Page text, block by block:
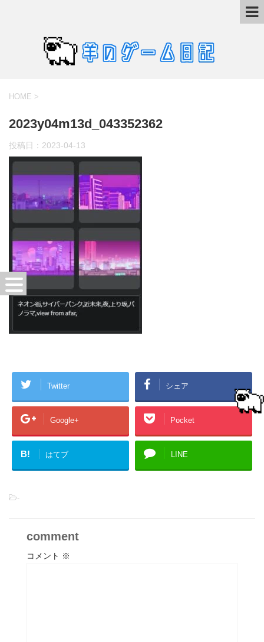
HOME >
2023y04m13d_043352362
投稿日： 2023-04-13
Twitter シェア
Google+ Pocket
B! はてブ LINE
-
comment
コメント ※